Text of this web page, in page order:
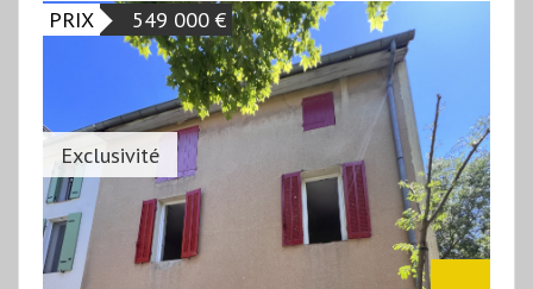
PRIX 549 000 €
Exclusivité